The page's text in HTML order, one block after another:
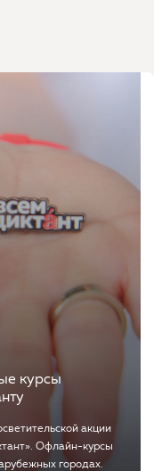
курсы
акции
Офлайн-курсы
городах.